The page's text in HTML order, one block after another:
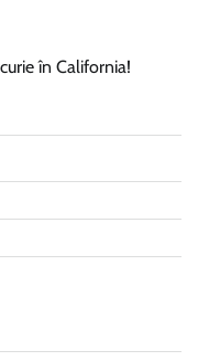
în California!